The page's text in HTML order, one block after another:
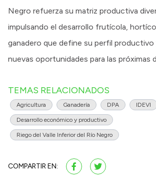
Negro refuerza su matriz productiva
impulsando el desarrollo frutícola,
ganadero que define su perfil
nuevas oportunidades para las próximas
TEMAS RELACIONADOS
Agricultura Ganadería DPA IDEVI
Desarrollo económico y productivo
Riego del Valle Inferior del Río Negro
COMPARTIR EN: